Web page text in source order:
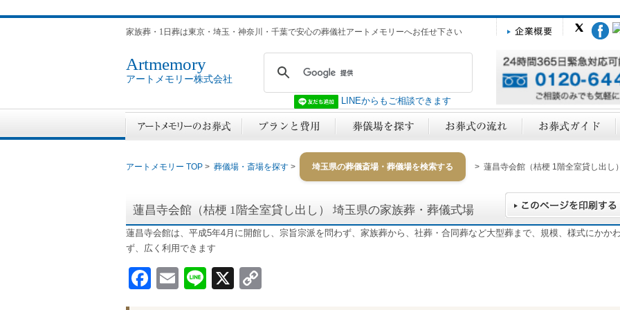
家族葬・1日葬は東京・埼玉・神奈川・千葉で安心の葬儀社アートメモリーへお任せ下さい
Artmemory
アートメモリー株式会社
LINEからもご相談できます
アートメモリー TOP > 葬儀場・斎場を探す > 埼玉県の葬儀斎場・葬儀場を検索する > 蓮昌寺会館（桔梗 1階全室貸し出し
蓮昌寺会館（桔梗 1階全室貸し出し） 埼玉県の家族葬・葬儀式場
蓮昌寺会館は、平成5年4月に開館し、宗旨宗派を問わず、家族葬から、社葬・合同葬など大型葬まで、規模、様式にかか
ず、広く利用できます
Facebook
EmailLine
X